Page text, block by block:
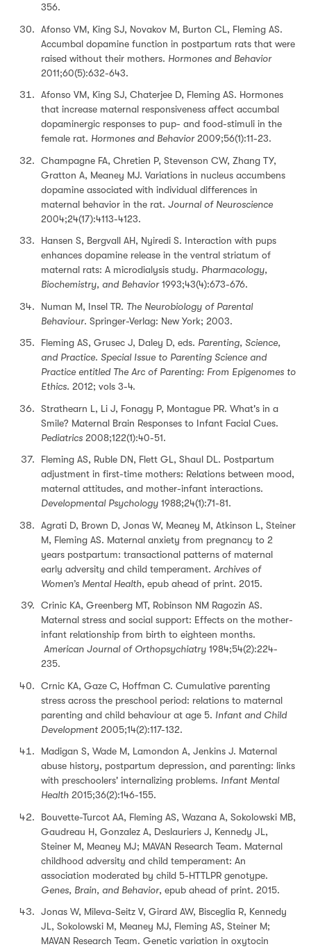
356.
Afonso VM, King SJ, Novakov M, Burton CL, Fleming AS.
Accumbal dopamine function in postpartum rats that were
raised without their mothers. Hormones and Behavior
2011;60(5):632-643.
Afonso VM, King SJ, Chaterjee D, Fleming AS. Hormones
that increase maternal responsiveness affect accumbal
dopaminergic responses to pup- and food-stimuli in the
female rat. Hormones and Behavior2009;56(1):11-23.
Champagne FA, Chretien P, Stevenson CW, Zhang TY,
Gratton A, Meaney MJ. Variations in nucleus accumbens
dopamine associated with individual differences in
maternal behavior in the rat. Journal of Neuroscience
2004;24(17):4113-4123.
Hansen S, Bergvall AH, Nyiredi S. Interaction with pups
enhances dopamine release in the ventral striatum of
maternal rats: A microdialysis study. Pharmacology,
Biochemistry, and Behavior1993;43(4):673-676.
Numan M, Insel TR. The Neurobiology of Parental
Behaviour. Springer-Verlag: New York; 2003.
Fleming AS, Grusec J, Daley D, eds. Parenting, Science,
and Practice. Special Issue to Parenting Science and
Practice entitled The Arc of Parenting: From Epigenomes to
Ethics. 2012; vols 3-4.
Strathearn L, Li J, Fonagy P, Montague PR. What's in a
Smile? Maternal Brain Responses to Infant Facial Cues.
Pediatrics 2008;122(1):40-51.
Fleming AS, Ruble DN, Flett GL, Shaul DL. Postpartum
adjustment in first-time mothers: Relations between mood,
maternal attitudes, and mother-infant interactions.
Developmental Psychology 1988;24(1):71-81.
Agrati D, Brown D, Jonas W, Meaney M, Atkinson L, Steiner
M, Fleming AS. Maternal anxiety from pregnancy to 2
years postpartum: transactional patterns of maternal
early adversity and child temperament. Archives of
Women’s Mental Health, epub ahead of print. 2015.
Crinic KA, Greenberg MT, Robinson NM Ragozin AS.
Maternal stress and social support: Effects on the mother-
infant relationship from birth to eighteen months.
American Journal of Orthopsychiatry 1984;54(2):224-
235.
Crnic KA, Gaze C, Hoffman C. Cumulative parenting
stress across the preschool period: relations to maternal
parenting and child behaviour at age 5. Infant and Child
Development 2005;14(2):117-132.
Madigan S, Wade M, Lamondon A, Jenkins J. Maternal
abuse history, postpartum depression, and parenting: links
with preschoolers' internalizing problems. Infant Mental
Health 2015;36(2):146-155.
Bouvette-Turcot AA, Fleming AS, Wazana A, Sokolowski MB,
Gaudreau H, Gonzalez A, Deslauriers J, Kennedy JL,
Steiner M, Meaney MJ; MAVAN Research Team. Maternal
childhood adversity and child temperament: An
association moderated by child 5-HTTLPR genotype.
Genes, Brain, and Behavior, epub ahead of print. 2015.
Jonas W, Mileva-Seitz V, Girard AW, Bisceglia R, Kennedy
JL, Sokolowski M, Meaney MJ, Fleming AS, Steiner M;
MAVAN Research Team. Genetic variation in oxytocin